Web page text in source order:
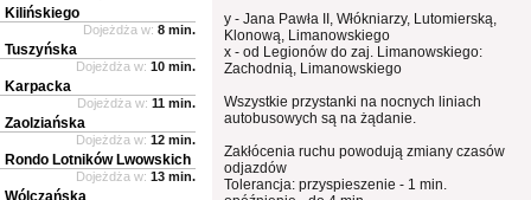
y - Jana Pawła II, Włókniarzy, Lutomierską,
Klonową, Limanowskiego
x - od Legionów do zaj. Limanowskiego:
Zachodnią, Limanowskiego
Wszystkie przystanki na nocnych liniach
autobusowych są na żądanie.
Zakłócenia ruchu powodują zmiany czasów
odjazdów
Tolerancja: przyspieszenie - 1 min.
Kilińskiego
Dojeżdża w: 8 min.
Tuszyńska
Dojeżdża w: 10 min.
Karpacka
Dojeżdża w: 11 min.
Zaolziańska
Dojeżdża w: 12 min.
Rondo Lotników Lwowskich
Dojeżdża w: 13 min.
Wólczańska